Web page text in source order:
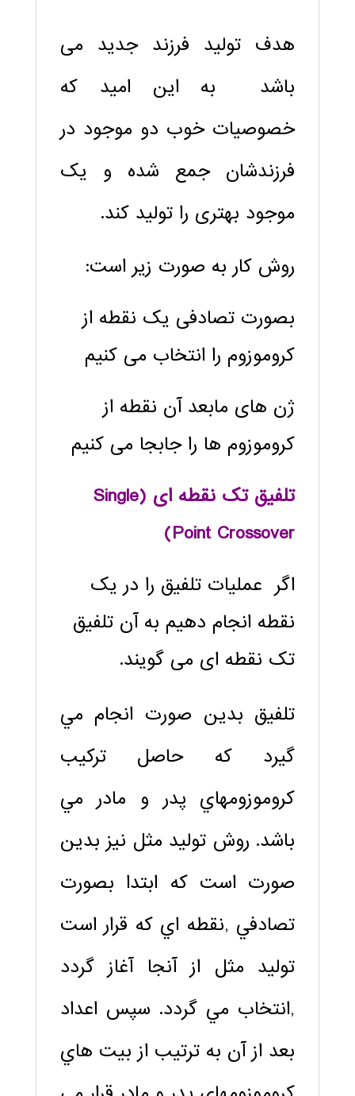
هدف تولید فرزند جدید می
باشد به این امید که
خصوصیات خوب دو موجود در
فرزندشان جمع شده و یک
موجود بهتری را تولید کند.
روش کار به صورت زیر است:
بصورت تصادفی یک نقطه از
کروموزوم را انتخاب می کنیم
ژن های مابعد آن نقطه از
کروموزوم ها را جابجا می کنیم
تلفیق تک نقطه ای (Single
Point Crossover
)
اگر عملیات تلفیق را در یک
نقطه انجام دهیم به آن تلفیق
تک نقطه ای می گویند.
تلفیق بدين صورت انجام مي
گيرد که حاصل ترکيب
کروموزومهاي پدر و مادر مي
باشد. روش توليد مثل نيز بدين
صورت است که ابتدا بصورت
تصادفي ,نقطه اي که قرار است
توليد مثل از آنجا آغاز گردد
,انتخاب مي گردد. سپس اعداد
بعد از آن به ترتيب از بيت هاي